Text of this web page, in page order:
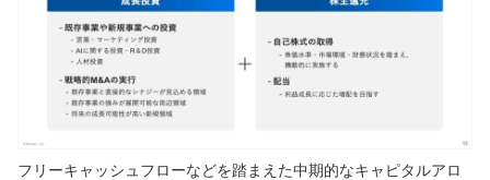
フリーキャッシュフローなどを踏まえた中期的なキャピタルアロ